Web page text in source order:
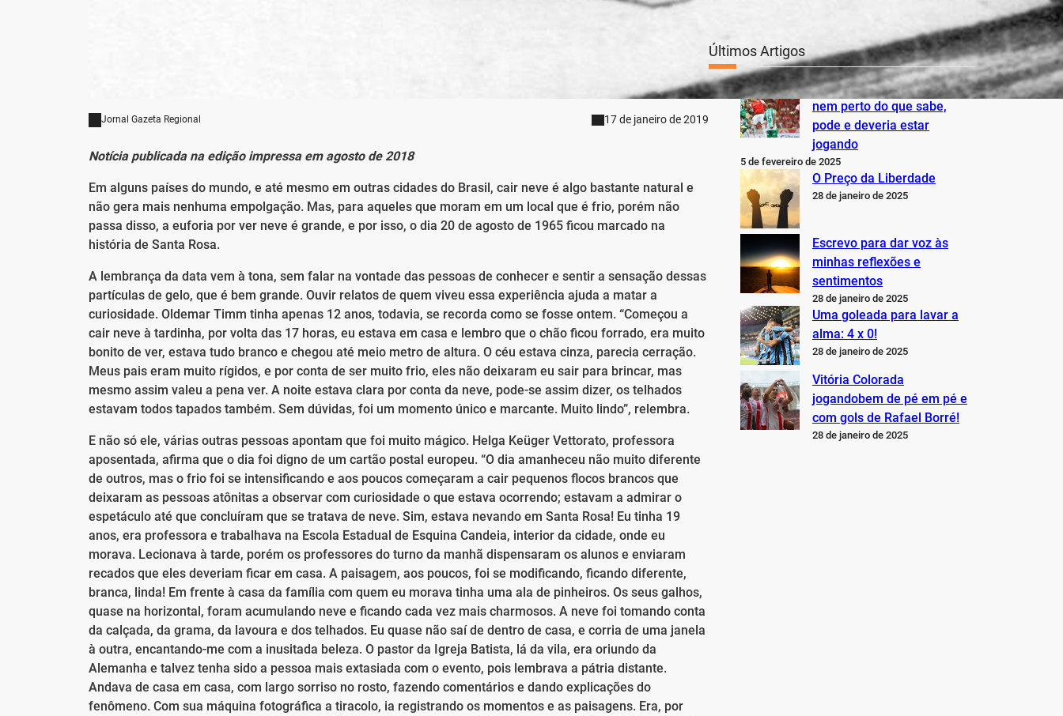
Jornal Gazeta Regional 17 de janeiro de 2019
Notícia publicada na edição impressa em agosto de 2018
Em alguns países do mundo, e até mesmo em outras cidades do Brasil, cair neve é algo bastante natural e
não gera mais nenhuma empolgação. Mas, para aqueles que moram em um local que é frio, porém não
passa disso, a euforia por ver neve é grande, e por isso, o dia 20 de agosto de 1965 ficou marcado na
história de Santa Rosa.
A lembrança da data vem à tona, sem falar na vontade das pessoas de conhecer e sentir a sensação dessas
partículas de gelo, que é bem grande. Ouvir relatos de quem viveu essa experiência ajuda a matar a
curiosidade. Oldemar Timm tinha apenas 12 anos, todavia, se recorda como se fosse ontem. “Começou a
cair neve à tardinha, por volta das 17 horas, eu estava em casa e lembro que o chão ficou forrado, era muito
bonito de ver, estava tudo branco e chegou até meio metro de altura. O céu estava cinza, parecia cerração.
Meus pais eram muito rígidos, e por conta de ser muito frio, eles não deixaram eu sair para brincar, mas
mesmo assim valeu a pena ver. A noite estava clara por conta da neve, pode-se assim dizer, os telhados
estavam todos tapados também. Sem dúvidas, foi um momento único e marcante. Muito lindo”, relembra.
E não só ele, várias outras pessoas apontam que foi muito mágico. Helga Keüger Vettorato, professora
aposentada, afirma que o dia foi digno de um cartão postal europeu. “O dia amanheceu não muito diferente
de outros, mas o frio foi se intensificando e aos poucos começaram a cair pequenos flocos brancos que
deixaram as pessoas atônitas a observar com curiosidade o que estava ocorrendo; estavam a admirar o
espetáculo até que concluíram que se tratava de neve. Sim, estava nevando em Santa Rosa! Eu tinha 19
anos, era professora e trabalhava na Escola Estadual de Esquina Candeia, interior da cidade, onde eu
morava. Lecionava à tarde, porém os professores do turno da manhã dispensaram os alunos e enviaram
recados que eles deveriam ficar em casa. A paisagem, aos poucos, foi se modificando, ficando diferente,
branca, linda! Em frente à casa da família com quem eu morava tinha uma ala de pinheiros. Os seus galhos,
quase na horizontal, foram acumulando neve e ficando cada vez mais charmosos. A neve foi tomando conta
da calçada, da grama, da lavoura e dos telhados. Eu quase não saí de dentro de casa, e corria de uma janela
à outra, encantando-me com a inusitada beleza. O pastor da Igreja Batista, lá da vila, era oriundo da
Alemanha e talvez tenha sido a pessoa mais extasiada com o evento, pois lembrava a pátria distante.
Andava de casa em casa, com largo sorriso no rosto, fazendo comentários e dando explicações do
fenômeno. Com sua máquina fotográfica a tiracolo, ia registrando os momentos e as paisagens. Era, por
Últimos Artigos
O Inter não está jogando
nem perto do que sabe,
pode e deveria estar
jogando
5 de fevereiro de 2025
O Preço da Liberdade
28 de janeiro de 2025
Escrevo para dar voz às
minhas reflexões e
sentimentos
28 de janeiro de 2025
Uma goleada para lavar a
alma: 4 x 0!
28 de janeiro de 2025
Vitória Colorada
jogandobem de pé em pé e
com gols de Rafael Borré!
28 de janeiro de 2025